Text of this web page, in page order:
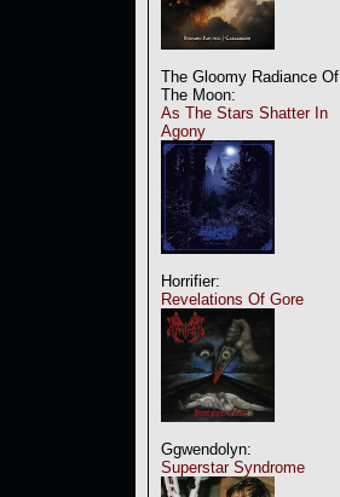
The Gloomy Radiance Of
The Moon:
As The Stars Shatter In
Agony
Horrifier:
Revelations Of Gore
Ggwendolyn:
Superstar Syndrome